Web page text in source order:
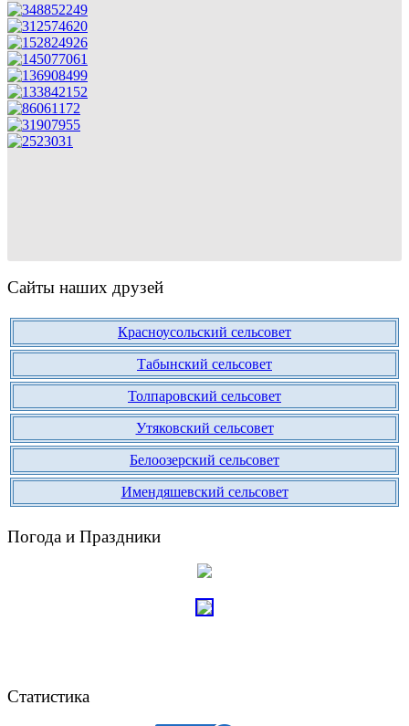
Сайты наших друзей
Красноусольский сельсовет
Табынский сельсовет
Толпаровский сельсовет
Утяковский сельсовет
Белоозерский сельсовет
Имендяшевский сельсовет
Погода и Праздники
Статистика